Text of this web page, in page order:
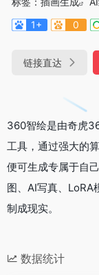
1+
0
链接直达
360智绘是由奇虎
工具，通过强大的
便可生成专属于自
图、AI写真、LoRA
制成现实。
数据统计